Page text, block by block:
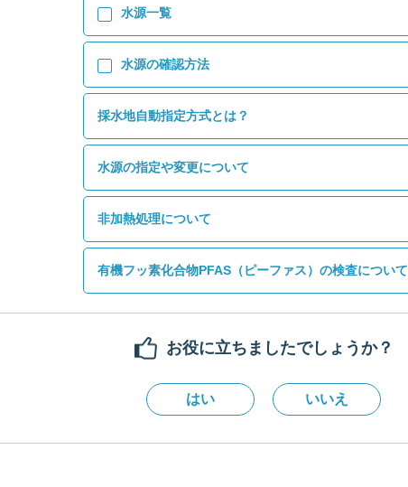
水源一覧
水源の確認方法
採水地自動指定方式とは？
水源の指定や変更について
非加熱処理について
有機フッ素化合物PFAS（ピーファス）の検査について
お役に立ちましたでしょうか？
はい いいえ